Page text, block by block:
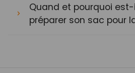
Quand et pourquoi
préparer son sac pour